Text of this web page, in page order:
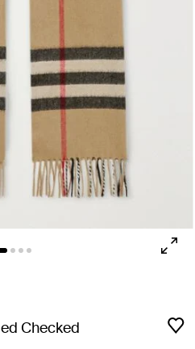
Checked